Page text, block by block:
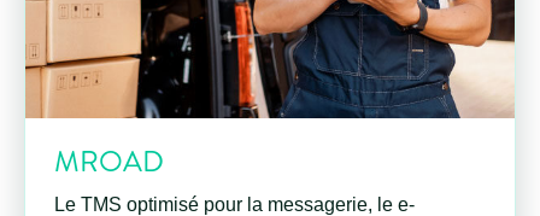
MROAD
Le TMS optimisé pour la messagerie, le e-